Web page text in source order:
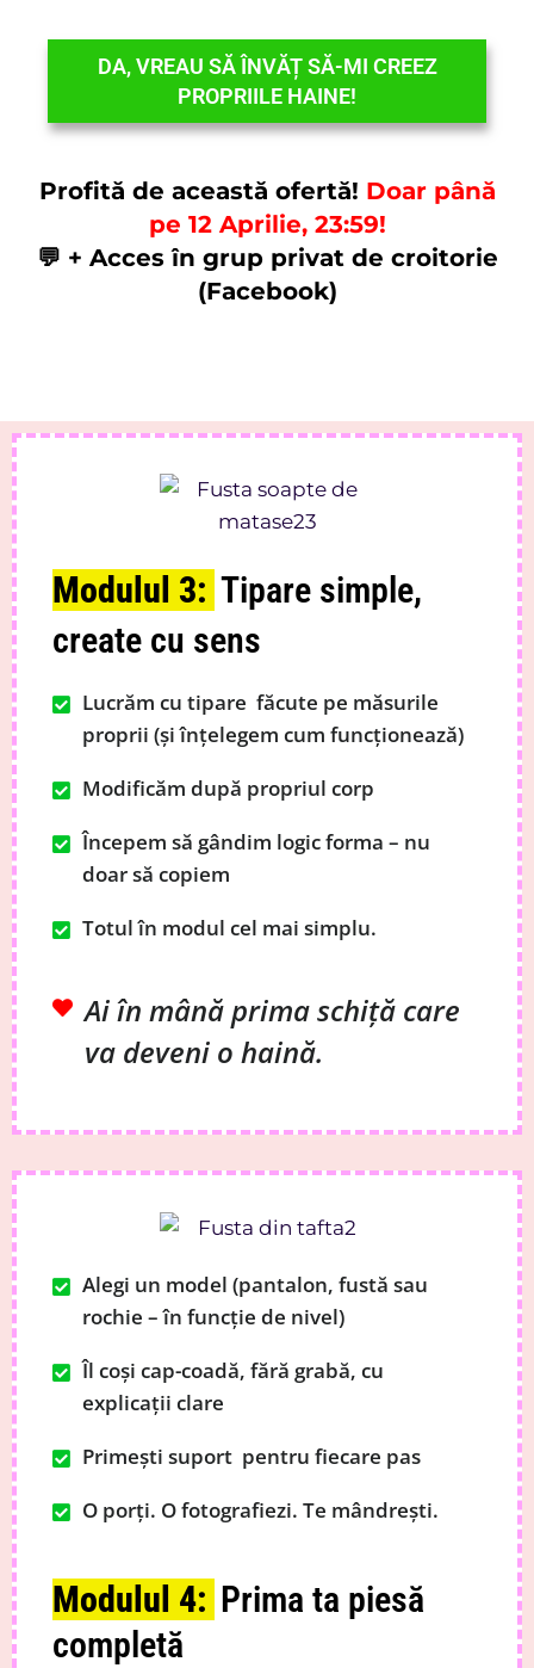
DA, VREAU SĂ ÎNVĂȚ SĂ-MI CREEZ
PROPRIILE HAINE!
Profită de această ofertă! Doar până
pe 12 Aprilie, 23:59!
💬 + Acces în grup privat de croitorie
(Facebook)
Modulul 3: Tipare simple,
create cu sens
Lucrăm cu tipare făcute pe măsurile
proprii (și înțelegem cum funcționează)
Modificăm după propriul corp
Începem să gândim logic forma – nu
doar să copiem
Totul în modul cel mai simplu.
Ai în mână prima schiță care
va deveni o haină.
Alegi un model (pantalon, fustă sau
rochie – în funcție de nivel)
Îl coși cap-coadă, fără grabă, cu
explicații clare
Primești suport pentru fiecare pas
O porți. O fotografiezi. Te mândrești.
Modulul 4: Prima ta piesă
completă